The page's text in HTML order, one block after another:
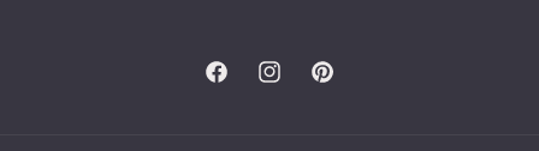
FacebookInstagramPinterest